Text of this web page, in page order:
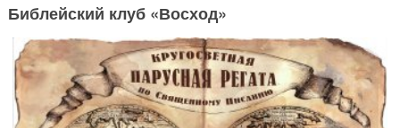
Библейский клуб «Восход»